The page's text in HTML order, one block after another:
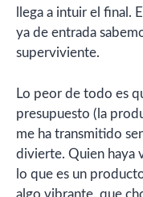
llega a intuir el final.
ya de entrada
superviviente.
Lo peor de todo es
presupuesto (la
me ha transmitido
divierte. Quien haya
lo que es un
algo vibrante, que